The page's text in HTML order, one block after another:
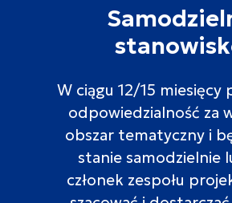
W ciągu 12/15 miesięcy
odpowiedzialność za
obszar tematyczny i
stanie samodzielnie
członek zespołu